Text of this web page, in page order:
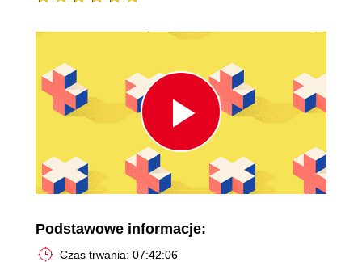
Play
Video
Podstawowe informacje:
Czas trwania: 07:42:06